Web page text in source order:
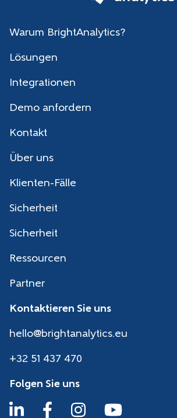
Warum BrightAnalytics?
Lösungen
Integrationen
Demo anfordern
Kontakt
Über uns
Klienten-Fälle
Sicherheit
Sicherheit
Ressourcen
Partner
Kontaktieren Sie uns
hello@brightanalytics.eu
+32 51 437 470
Folgen Sie uns